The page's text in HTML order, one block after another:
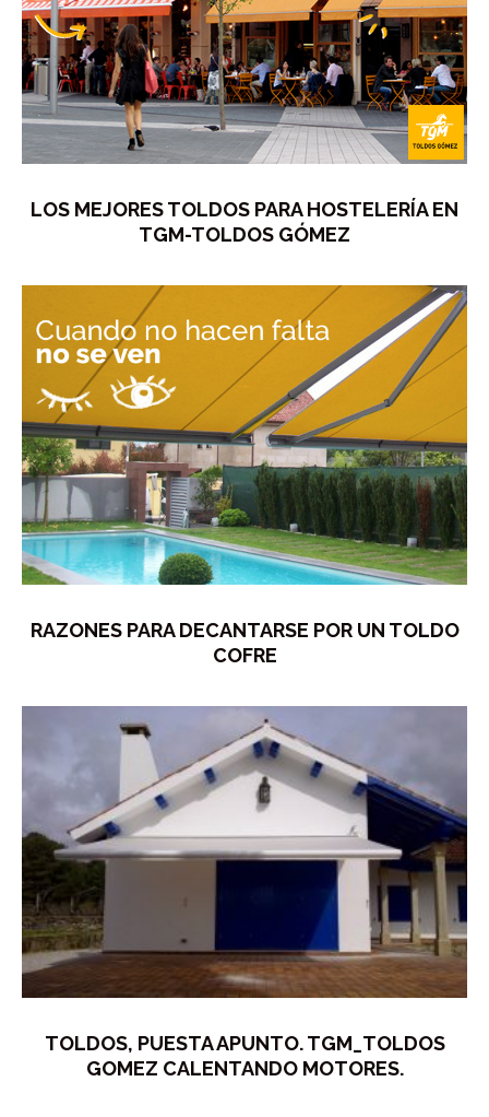
LOS MEJORES TOLDOS PARA HOSTELERÍA EN
TGM-TOLDOS GÓMEZ
RAZONES PARA DECANTARSE POR UN TOLDO
COFRE
TOLDOS, PUESTA APUNTO. TGM_TOLDOS
GOMEZ CALENTANDO MOTORES.